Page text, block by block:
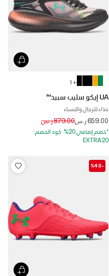
+ 1
UA إيكو سليب سبيد™
حذاء للرجال والنساء
659.00 ر.س Price reduced from
879.00 ر.س to
*خصم إضافي 20%. كود الخصم:
EXTRA20
-%45